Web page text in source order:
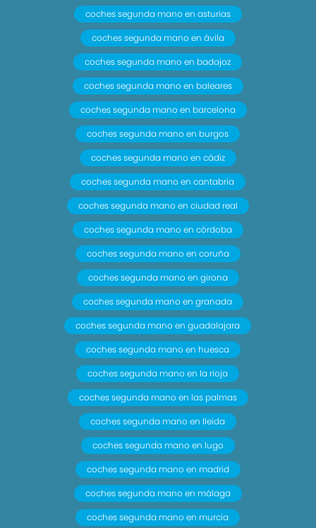
coches segunda mano en asturias
coches segunda mano en ávila
coches segunda mano en badajoz
coches segunda mano en baleares
coches segunda mano en barcelona
coches segunda mano en burgos
coches segunda mano en cádiz
coches segunda mano en cantabria
coches segunda mano en ciudad real
coches segunda mano en córdoba
coches segunda mano en coruña
coches segunda mano en girona
coches segunda mano en granada
coches segunda mano en guadalajara
coches segunda mano en huesca
coches segunda mano en la rioja
coches segunda mano en las palmas
coches segunda mano en lleida
coches segunda mano en lugo
coches segunda mano en madrid
coches segunda mano en málaga
coches segunda mano en murcia